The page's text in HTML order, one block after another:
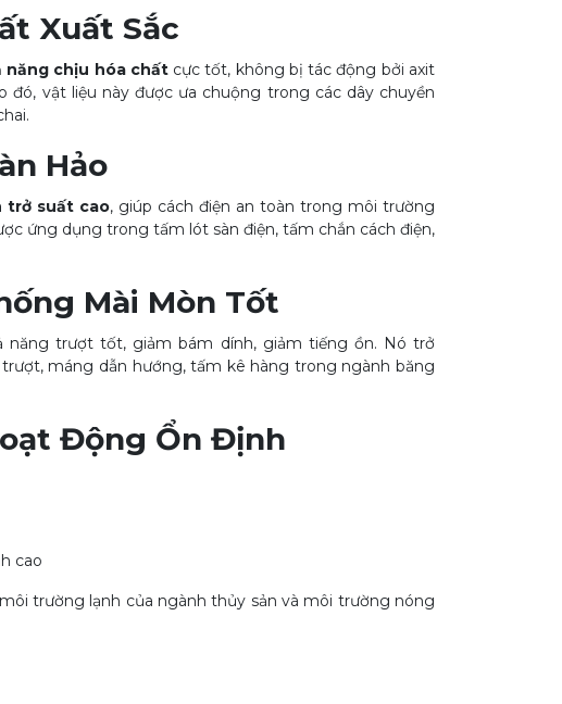
Xuất Sắc
năng chịu hóa chấtcực tốt, không bị tác động bởi axit
vật liệu này được ưa chuộng trong các dây chuyền
Hảo
trở suất cao, giúp cách điện an toàn trong môi trường
ứng dụng trong tấm lót sàn điện, tấm chắn cách điện,
Mài Mòn Tốt
năng trượt tốt, giảm bám dính, giảm tiếng ồn. Nó trở
máng dẫn hướng, tấm kê hàng trong ngành băng
Động Ổn Định
cao
trường lạnh của ngành thủy sản và môi trường nóng